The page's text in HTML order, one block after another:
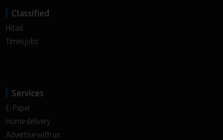
Classified
Hitad
Timesjobs
Services
E-Paper
Home delivery
Advertise with us